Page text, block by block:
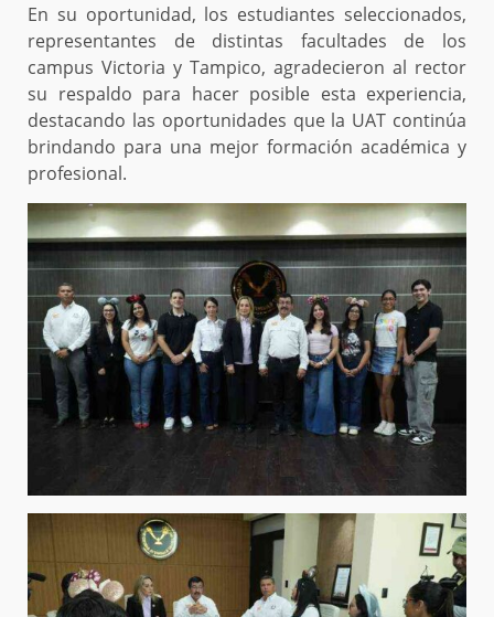
En su oportunidad, los estudiantes seleccionados,
representantes de distintas facultades de los
campus Victoria y Tampico, agradecieron al rector
su respaldo para hacer posible esta experiencia,
destacando las oportunidades que la UAT continúa
brindando para una mejor formación académica y
profesional.